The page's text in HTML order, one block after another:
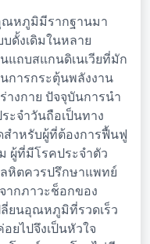
หภูมิมีรากฐานมา
ดั้งเดิมในหลาย
แถบสแกนดิเนเวียที่มัก
การกระตุ้นพลังงาน
งกาย ปัจจุบันการนำ
ะจำวันถือเป็นทาง
สำหรับผู้ที่ต้องการฟื้นฟู
ผู้ที่มีโรคประจำตัว
หิตควรปรึกษาแพทย์
ากภาวะช็อกของ
ลี่ยนอุณหภูมิที่รวดเร็ว
ยไปจึงเป็นหัวใจ